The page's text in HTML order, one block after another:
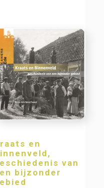
en
van
bijzonder